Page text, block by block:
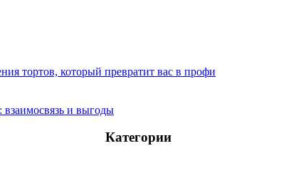
тортов, который превратит вас в профи
и выгоды
Категории